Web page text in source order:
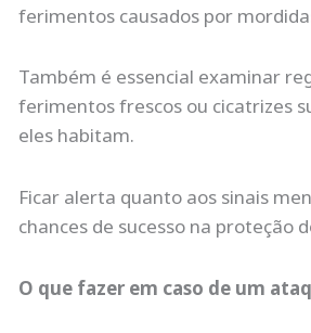
ferimentos causados por
Também é essencial examinar
ferimentos frescos ou cicatrizes
eles habitam.
Ficar alerta quanto aos sinais
chances de sucesso na
O que fazer em caso de um